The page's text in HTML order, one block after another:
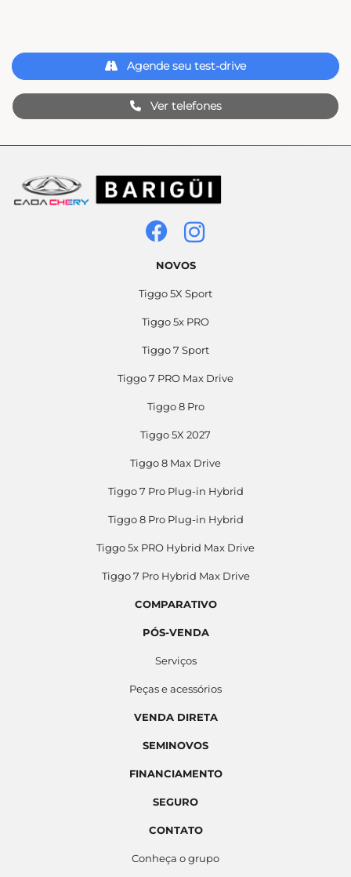
Ver telefones
Agende seu test-drive
NOVOS
Tiggo 5X Sport
Tiggo 5x PRO
Tiggo 7 Sport
Tiggo 7 PRO Max Drive
Tiggo 8 Pro
Tiggo 5X 2027
Tiggo 8 Max Drive
Tiggo 7 Pro Plug-in Hybrid
Tiggo 8 Pro Plug-in Hybrid
Tiggo 5x PRO Hybrid Max Drive
Tiggo 7 Pro Hybrid Max Drive
COMPARATIVO
PÓS-VENDA
Serviços
Peças e acessórios
VENDA DIRETA
SEMINOVOS
FINANCIAMENTO
SEGURO
CONTATO
Conheça o grupo